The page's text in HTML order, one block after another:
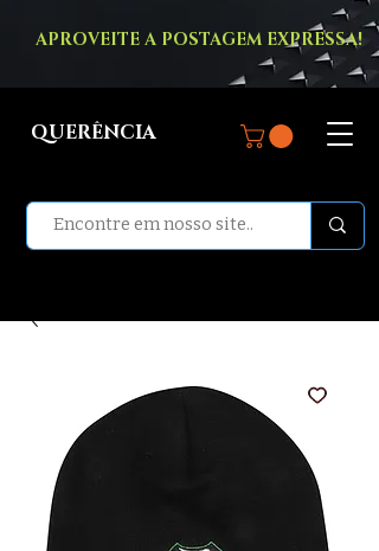
APROVEITE A POSTAGEM EXPRESSA!
QUERÊNCIA